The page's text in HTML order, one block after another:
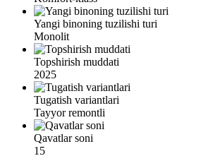
Yangi binoning tuzilishi turi
Monolit
Topshirish muddati
2025
Tugatish variantlari
Tayyor remontli
Qavatlar soni
15